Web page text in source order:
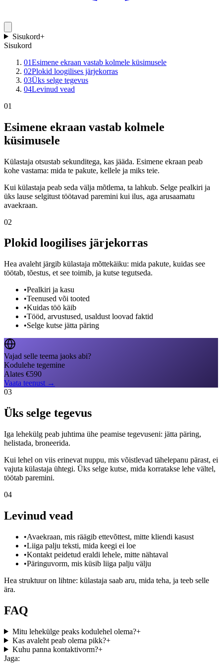
Sisukord+
Sisukord
01Esimene ekraan vastab kolmele küsimusele
02Plokid loogilises järjekorras
03Üks selge tegevus
04Levinud vead
01
Esimene ekraan vastab kolmele
küsimusele
Külastaja otsustab sekunditega, kas jääda. Esimene ekraan peab
kohe vastama: mida te pakute, kellele ja miks teie.
Kui külastaja peab seda välja mõtlema, ta lahkub. Selge pealkiri ja
üks lause selgitust töötavad paremini kui ilus, aga arusaamatu
avaekraan.
02
Plokid loogilises järjekorras
Hea avaleht järgib külastaja mõttekäiku: mida pakute, kuidas see
töötab, tõestus, et see toimib, ja kutse tegutseda.
•Pealkiri ja kasu
•Teenused või tooted
•Kuidas töö käib
•Tööd, arvustused, usaldust loovad faktid
•Selge kutse jätta päring
Vajad selle teema jaoks abi?
Kodulehe tegemine
Alates €590
Vaata teenust →
03
Üks selge tegevus
Iga lehekülg peab juhtima ühe peamise tegevuseni: jätta päring,
helistada, broneerida.
Kui lehel on viis erinevat nuppu, mis võistlevad tähelepanu pärast, ei
vajuta külastaja ühtegi. Üks selge kutse, mida korratakse lehe vältel,
töötab paremini.
04
Levinud vead
•Avaekraan, mis räägib ettevõttest, mitte kliendi kasust
•Liiga palju teksti, mida keegi ei loe
•Kontakt peidetud eraldi lehele, mitte nähtaval
•Päringuvorm, mis küsib liiga palju välju
Hea struktuur on lihtne: külastaja saab aru, mida teha, ja teeb selle
ära.
FAQ
Mitu lehekülge peaks kodulehel olema?+
Kas avaleht peab olema pikk?+
Kuhu panna kontaktivorm?+
Jaga: